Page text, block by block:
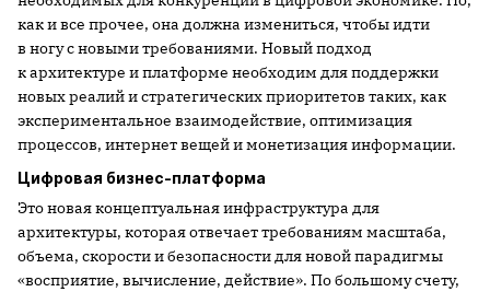
как и все прочее, она должна измениться, чтобы идти
в ногу с новыми требованиями. Новый подход
к архитектуре и платформе необходим для поддержки
новых реалий и стратегических приоритетов таких, как
экспериментальное взаимодействие, оптимизация
процессов, интернет вещей и монетизация информации.
Цифровая бизнес-платформа
Это новая концептуальная инфраструктура для
архитектуры, которая отвечает требованиям масштаба,
объема, скорости и безопасности для новой парадигмы
«восприятие, вычисление, действие». По большому счету,